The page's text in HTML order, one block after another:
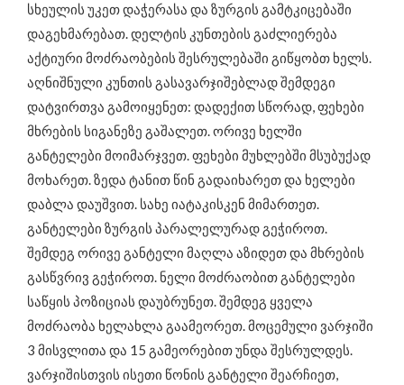
სხეულის უკეთ დაჭერასა და ზურგის გამტკიცებაში
დაგეხმარებათ. დელტის კუნთების გაძლიერება
აქტიური მოძრაობების შესრულებაში გიწყობთ ხელს.
აღნიშნული კუნთის გასავარჯიშებლად შემდეგი
დატვირთვა გამოიყენეთ: დადექით სწორად, ფეხები
მხრების სიგანეზე გაშალეთ. ორივე ხელში
განტელები მოიმარჯვეთ. ფეხები მუხლებში მსუბუქად
მოხარეთ. ზედა ტანით წინ გადაიხარეთ და ხელები
დაბლა დაუშვით. სახე იატაკისკენ მიმართეთ.
განტელები ზურგის პარალელურად გეჭიროთ.
შემდეგ ორივე განტელი მაღლა აზიდეთ და მხრების
გასწვრივ გეჭიროთ. ნელი მოძრაობით განტელები
საწყის პოზიციას დაუბრუნეთ. შემდეგ ყველა
მოძრაობა ხელახლა გაამეორეთ. მოცემული ვარჯიში
3 მისვლითა და 15 გამეორებით უნდა შესრულდეს.
ვარჯიშისთვის ისეთი წონის განტელი შეარჩიეთ,